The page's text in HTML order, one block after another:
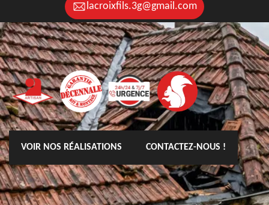
lacroixfils.3g@gmail.com
VOIR NOS RÉALISATIONS CONTACTEZ-NOUS !